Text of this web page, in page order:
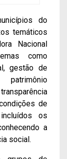
do
temáticos
Nacional
como
gestão de
de
os
a
social.